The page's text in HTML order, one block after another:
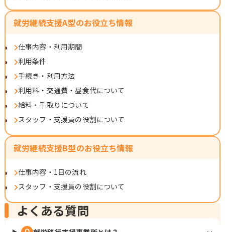
就労継続支援A型のお役立ち情報
仕事内容・利用期間
利用条件
手続き・利用方法
利用料・交通費・昼食代について
給料・手取りについて
スタッフ・支援員の役割について
就労継続支援B型のお役立ち情報
仕事内容・1日の流れ
スタッフ・支援員の役割について
よくある質問